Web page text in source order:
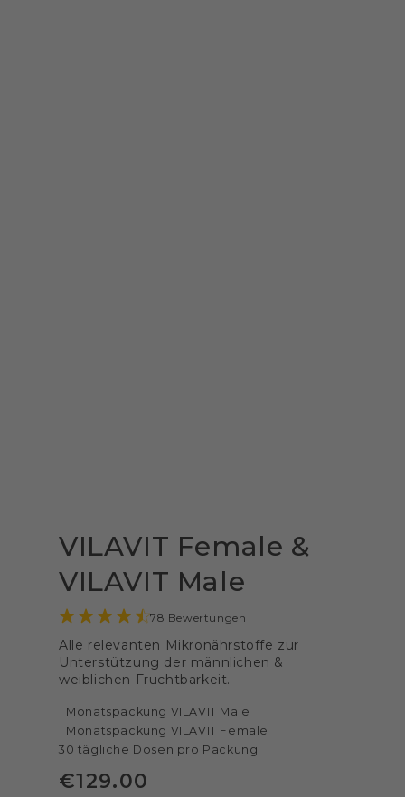
VILAVIT Female &
VILAVIT Male
78 Bewertungen
Alle relevanten Mikronährstoffe zur
Unterstützung der männlichen &
weiblichen Fruchtbarkeit.
1 Monatspackung VILAVIT Male
1 Monatspackung VILAVIT Female
30 tägliche Dosen pro Packung
Regulärer
€129.00